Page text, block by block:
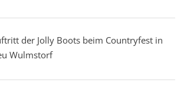
der Jolly Boots beim Countryfest in
Wulmstorf